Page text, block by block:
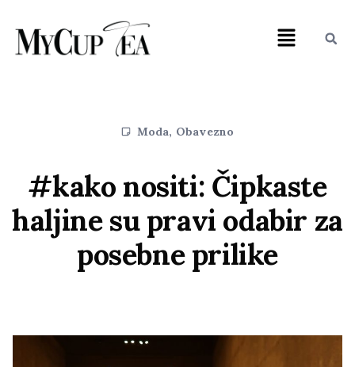
Moda, Obavezno
#kako nositi: Čipkaste
haljine su pravi odabir za
posebne prilike